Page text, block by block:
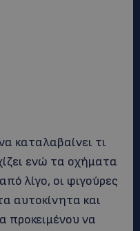
καταλαβαίνει τι
ενώ τα οχήματα
λίγο, οι φιγούρες
αυτοκίνητα και
να